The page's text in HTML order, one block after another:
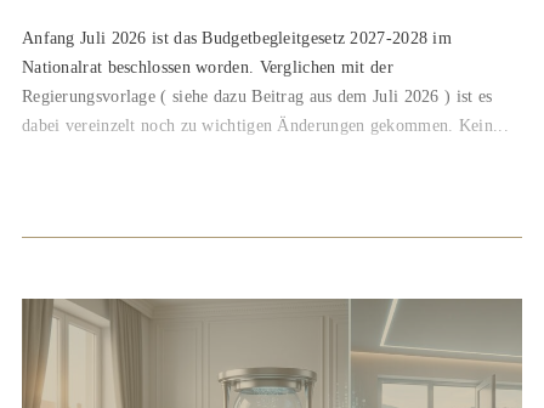
Anfang Juli 2026 ist das Budgetbegleitgesetz 2027-2028 im
Nationalrat beschlossen worden. Verglichen mit der
Regierungsvorlage ( siehe dazu Beitrag aus dem Juli 2026 ) ist es
dabei vereinzelt noch zu wichtigen Änderungen gekommen. Kein...